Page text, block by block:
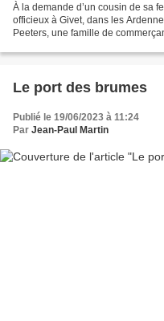
À la demande d’un cousin de sa
officieux à Givet, dans les
Peeters, une famille de
Le port des brumes
Publié le 19/06/2023 à 11:24
Par Jean-Paul Martin